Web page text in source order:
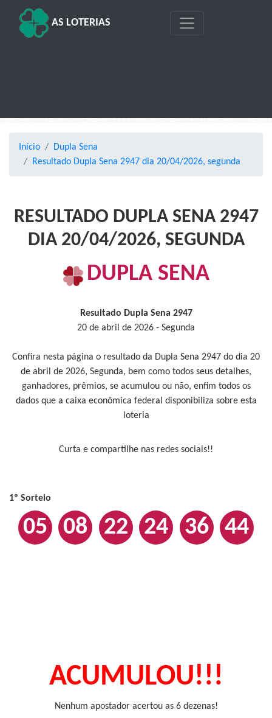
AS LOTERIAS
Início
Dupla Sena
Resultado Dupla Sena 2947 dia 20/04/2026, segunda
RESULTADO DUPLA SENA 2947
DIA 20/04/2026, SEGUNDA
DUPLA SENA
Resultado Dupla Sena 2947
20 de abril de 2026 - Segunda
Confira nesta página o resultado da Dupla Sena 2947 do dia 20
de abril de 2026, Segunda, bem como todos seus detalhes,
ganhadores, prêmios, se acumulou ou não, enfim todos os
dados que a caixa econômica federal disponibiliza sobre esta
loteria
Curta e compartilhe nas redes sociais!!
1º Sorteio
05 08 22 24 36 44
ACUMULOU!!!
Nenhum apostador acertou as 6 dezenas!